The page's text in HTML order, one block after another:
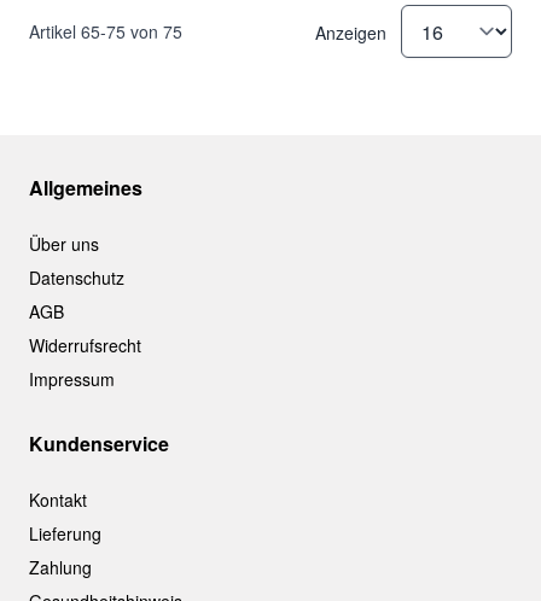
Artikel 65-75 von 75 Anzeigen
Allgemeines
Über uns
Datenschutz
AGB
Widerrufsrecht
Impressum
Kundenservice
Kontakt
Lieferung
Zahlung